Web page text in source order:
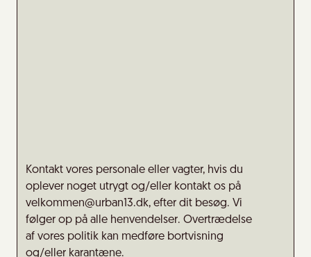
Kontakt vores personale eller vagter, hvis du
oplever noget utrygt og/eller kontakt os på
velkommen@urban13.dk, efter dit besøg. Vi
følger op på alle henvendelser. Overtrædelse
af vores politik kan medføre bortvisning
og/eller karantæne.